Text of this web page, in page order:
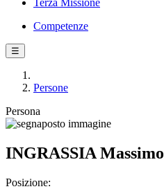
Terza Missione
Competenze
☰
Persone
Persona
INGRASSIA Massimo
Posizione: